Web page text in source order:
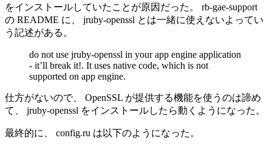
をインストールしていたことが原因だった。 rb-gae-support
の README に、 jruby-openssl とは一緒に使えないよってい
う記述がある。
do not use jruby-openssl in your app engine application
- it’ll break it!. It uses native code, which is not
supported on app engine.
仕方がないので、 OpenSSL が提供する機能を使うのは諦め
て、 jruby-openssl をインストールしたら動くようになった。
最終的に、 config.ru は以下のようになった。